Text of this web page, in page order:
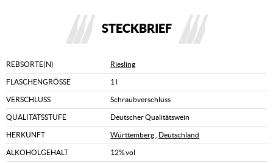
STECKBRIEF
REBSORTE(N) Riesling
FLASCHENGRÖSSE 1 l
VERSCHLUSS Schraubverschluss
QUALITÄTSSTUFE Deutscher Qualitätswein
HERKUNFT Württemberg Deutschland
ALKOHOLGEHALT 12% vol